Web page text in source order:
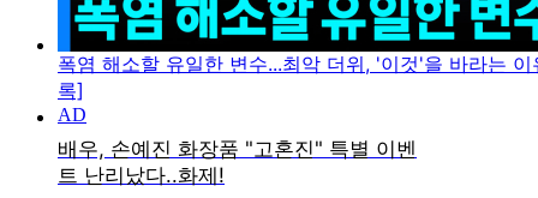
폭염 해소할 유일한 변수...최악 더위, '이것'을 바라는
록]